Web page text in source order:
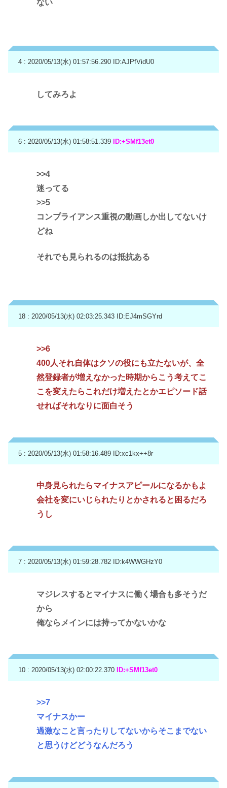
ない
4 : 2020/05/13(水) 01:57:56.290 ID:AJPfVidU0
してみろよ
6 : 2020/05/13(水) 01:58:51.339 ID:+SMf13et0
>>4
迷ってる
>>5
コンプライアンス重視の動画しか出してないけ
どね
それでも見られるのは抵抗ある
18 : 2020/05/13(水) 02:03:25.343 ID:EJ4mSGYrd
>>6
400人それ自体はクソの役にも立たないが、全
然登録者が増えなかった時期からこう考えてこ
こを変えたらこれだけ増えたとかエピソード話
せればそれなりに面白そう
5 : 2020/05/13(水) 01:58:16.489 ID:xc1kx++8r
中身見られたらマイナスアピールになるかもよ
会社を変にいじられたりとかされると困るだろ
うし
7 : 2020/05/13(水) 01:59:28.782 ID:k4WWGHzY0
マジレスするとマイナスに働く場合も多そうだ
から
俺ならメインには持ってかないかな
10 : 2020/05/13(水) 02:00:22.370 ID:+SMf13et0
>>7
マイナスかー
過激なこと言ったりしてないからそこまでない
と思うけどどうなんだろう